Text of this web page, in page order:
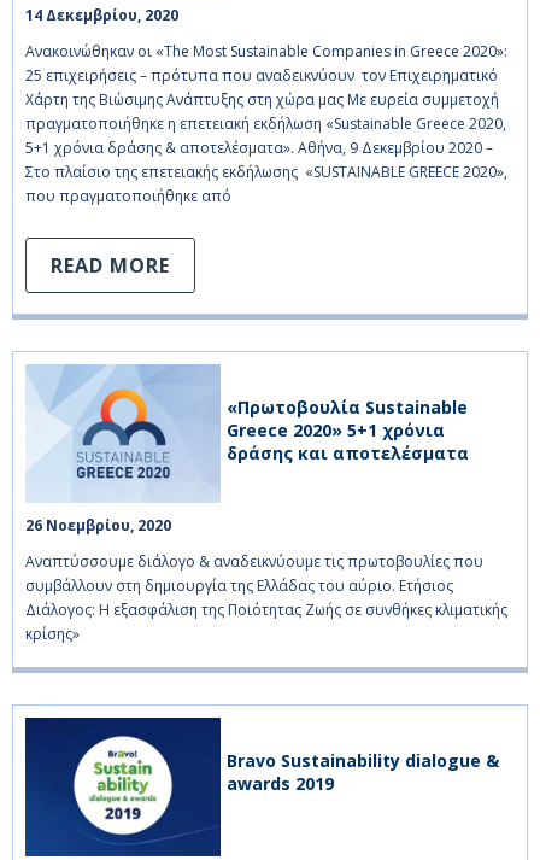
14 Δεκεμβρίου, 2020
Ανακοινώθηκαν οι «The Most Sustainable Companies in Greece 2020»:
25 επιχειρήσεις – πρότυπα που αναδεικνύουν τον Επιχειρηματικό
Χάρτη της Βιώσιμης Ανάπτυξης στη χώρα μας Με ευρεία συμμετοχή
πραγματοποιήθηκε η επετειακή εκδήλωση «Sustainable Greece 2020,
5+1 χρόνια δράσης & αποτελέσματα». Αθήνα, 9 Δεκεμβρίου 2020 –
Στο πλαίσιο της επετειακής εκδήλωσης «SUSTAINABLE GREECE 2020»,
που πραγματοποιήθηκε από
READ MORE
«Πρωτοβουλία Sustainable
Greece 2020» 5+1 χρόνια
δράσης και αποτελέσματα
26 Νοεμβρίου, 2020
Αναπτύσσουμε διάλογο & αναδεικνύουμε τις πρωτοβουλίες που
συμβάλλουν στη δημιουργία της Ελλάδας του αύριο. Ετήσιος
Διάλογος: Η εξασφάλιση της Ποιότητας Ζωής σε συνθήκες κλιματικής
κρίσης»
Bravo Sustainability dialogue &
awards 2019